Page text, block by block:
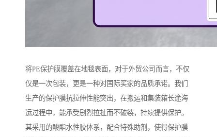
将PE保护膜覆盖在地毯表面，对于外贸公司而言，不仅
仅是一次包装，更是一种对国际买家的品质承诺。我们
生产的保护膜抗拉伸性能突出，在搬运和集装箱长途海
运过程中，能承受剧烈拉扯而不破裂，持续提供保护。
其采用的酸酯水性胶体系，配合特殊助剂，使得保护膜